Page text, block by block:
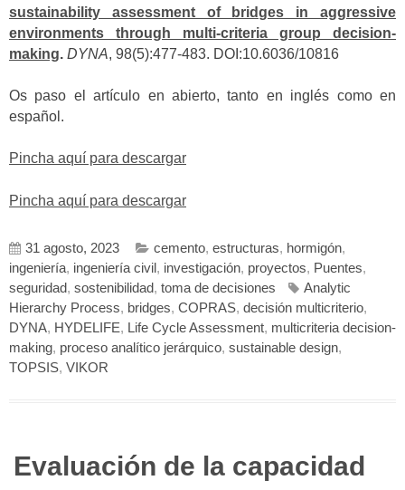
sustainability assessment of bridges in aggressive
environments through multi-criteria group decision-
making. DYNA, 98(5):477-483. DOI:10.6036/10816
Os paso el artículo en abierto, tanto en inglés como en
español.
Pincha aquí para descargar
Pincha aquí para descargar
31 agosto, 2023 cemento, estructuras, hormigón,
ingeniería, ingeniería civil , investigación, proyectos, Puentes,
seguridad, sostenibilidad, toma de decisiones
Analytic
Hierarchy Process, bridges, COPRAS, decisión multicriterio,
DYNA, HYDELIFE, Life Cycle Assessment, multicriteria decision-
making, proceso analítico jerárquico, sustainable design,
TOPSIS, VIKOR
Evaluación de la capacidad